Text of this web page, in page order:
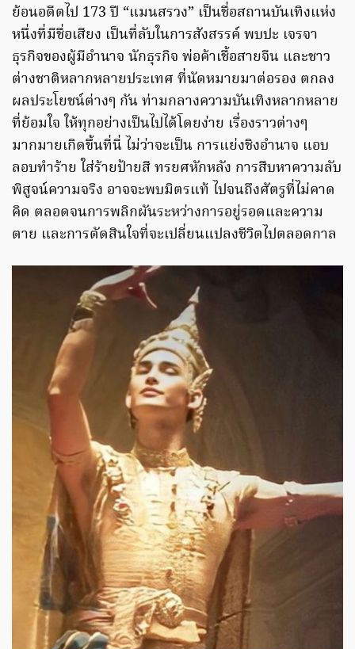
ย้อนอดีตไป 173 ปี “แมนสรวง” เป็นชื่อสถานบันเทิงแห่ง
หนึ่งที่มีชื่อเสียง เป็นที่ลับในการสังสรรค์ พบปะ เจรจา
ธุรกิจของผู้มีอำนาจ นักธุรกิจ พ่อค้าเชื้อสายจีน และชาว
ต่างชาติหลากหลายประเทศ ที่นัดหมายมาต่อรอง ตกลง
ผลประโยชน์ต่างๆ กัน ท่ามกลางความบันเทิงหลากหลาย
ที่ย้อมใจ ให้ทุกอย่างเป็นไปได้โดยง่าย เรื่องราวต่างๆ
มากมายเกิดขึ้นที่นี่ ไม่ว่าจะเป็น การแย่งชิงอำนาจ แอบ
ลอบทำร้าย ใส่ร้ายป้ายสี ทรยศหักหลัง การสืบหาความลับ
พิสูจน์ความจริง อาจจะพบมิตรแท้ ไปจนถึงศัตรูที่ไม่คาด
คิด ตลอดจนการพลิกผันระหว่างการอยู่รอดและความ
ตาย และการตัดสินใจที่จะเปลี่ยนแปลงชีวิตไปตลอดกาล